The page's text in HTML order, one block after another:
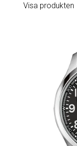
Visa produkten